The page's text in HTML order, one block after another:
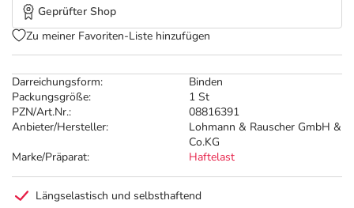
Darreichungsform:
Binden
Packungsgröße:
1 St
PZN/Art.Nr.:
08816391
Anbieter/Hersteller:
Lohmann & Rauscher GmbH &
Co.KG
Marke/Präparat:
Haftelast
Geprüfter Shop
Zu meiner Favoriten-Liste hinzufügen
Längselastisch und selbsthaftend